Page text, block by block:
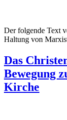
Der folgende Text
Haltung von
Das
Bewegung
Kirche